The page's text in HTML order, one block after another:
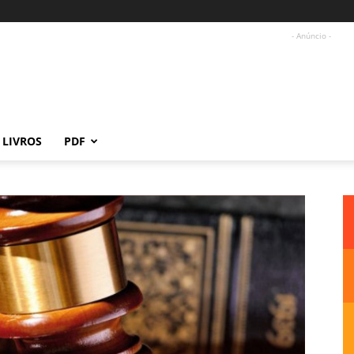
- Anúncio -
LIVROS PDF